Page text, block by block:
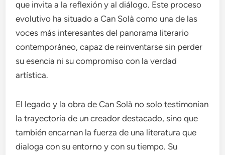
que invita a la reflexión y al diálogo. Este proceso
evolutivo ha situado a Can Solà como una de las
voces más interesantes del panorama literario
contemporáneo, capaz de reinventarse sin perder
su esencia ni su compromiso con la verdad
artística.
El legado y la obra de Can Solà no solo testimonian
la trayectoria de un creador destacado, sino que
también encarnan la fuerza de una literatura que
dialoga con su entorno y con su tiempo. Su